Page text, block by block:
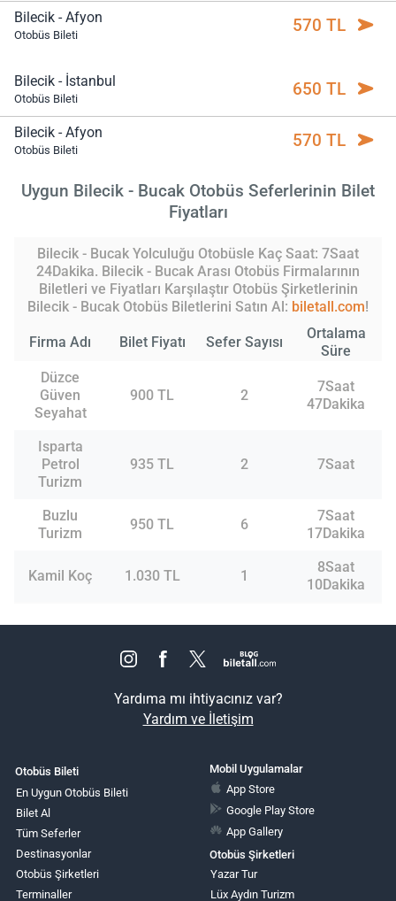
Bilecik - Afyon
Otobüs Bileti 570 TL
Bilecik - İstanbul
Otobüs Bileti 650 TL
Bilecik - Afyon
Otobüs Bileti 570 TL
Uygun Bilecik - Bucak Otobüs Seferlerinin Bilet
Fiyatları
Bilecik - Bucak Yolculuğu Otobüsle Kaç Saat: 7Saat
24Dakika. Bilecik - Bucak Arası Otobüs Firmalarının
Biletleri ve Fiyatları Karşılaştır Otobüs Şirketlerinin
Bilecik - Bucak Otobüs Biletlerini Satın Al: biletall.com!
Firma Adı Bilet Fiyatı Sefer Sayısı
Ortalama
Süre
Düzce
Güven
Seyahat
900 TL 2
7Saat
47Dakika
Isparta
Petrol
Turizm
935 TL 2 7Saat
Buzlu
Turizm
950 TL 6
7Saat
17Dakika
Kamil Koç 1.030 TL 1
8Saat
10Dakika
Yardıma mı ihtiyacınız var?
Yardım ve İletişim
Otobüs Bileti
En Uygun Otobüs Bileti
Bilet Al
Tüm Seferler
Destinasyonlar
Otobüs Şirketleri
Terminaller
Mobil Uygulamalar
App Store
Google Play Store
App Gallery
Otobüs Şirketleri
Yazar Tur
Lüx Aydın Turizm